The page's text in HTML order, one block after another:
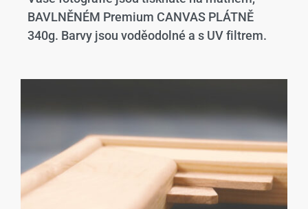
BAVLNĚNÉM Premium CANVAS PLÁTNĚ
340g. Barvy jsou voděodolné a s UV filtrem.